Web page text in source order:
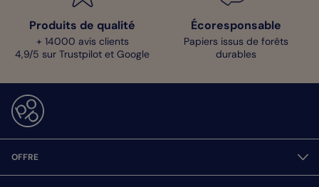
Produits de qualité
+ 14000 avis clients
4,9/5 sur Trustpilot et Google
Écoresponsable
Papiers issus de forêts
durables
OFFRE